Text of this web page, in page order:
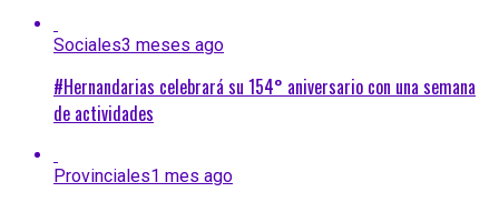
Sociales3 meses ago
#Hernandarias celebrará su 154° aniversario con una semana
de actividades
Provinciales1 mes ago